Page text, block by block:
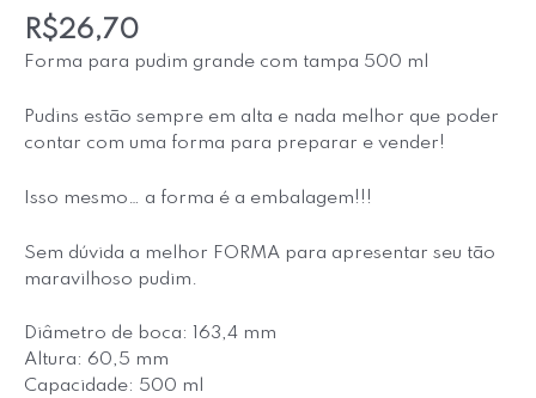
R$26,70
Forma para pudim grande com tampa 500 ml
Pudins estão sempre em alta e nada melhor que poder
contar com uma forma para preparar e vender!
Isso mesmo… a forma é a embalagem!!!
Sem dúvida a melhor FORMA para apresentar seu tão
maravilhoso pudim.
Diâmetro de boca: 163,4 mm
Altura: 60,5 mm
Capacidade: 500 ml